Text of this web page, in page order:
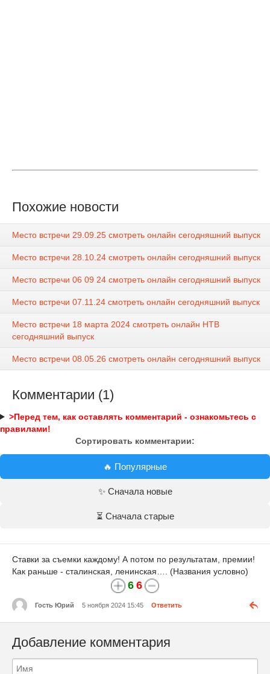
Похожие новости
Место встречи 29.09.25 смотреть онлайн сегодняшний выпуск
Место встречи 28.10.24 смотреть онлайн сегодняшний выпуск
Место встречи 06 09 24 смотреть онлайн сегодняшний выпуск
Место встречи 07.11.24 смотреть онлайн сегодняшний выпуск
Место встречи 18 марта 2024 смотреть онлайн НТВ
сегодняшний выпуск
Место встречи 08.05.26 смотреть онлайн сегодняшний выпуск
Комментарии (1)
>Перед тем, как оставлять комментарий - ознакомьтесь с
правилами!
Сортировать комментарии:
🔥 Популярные
✨ Сначала новые
⏳ Сначала старые
Ставки за съемки каждому! А потом по результатам, премии!
Как раньше - сталинская, ленинская…. (Названия условно)
6 6
Гость Юрий 5 ноября 2024 15:45 Ответить
Добавление комментария